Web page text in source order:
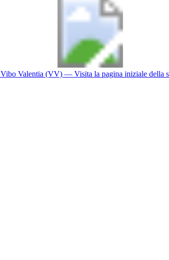
Vibo Valentia (VV) — Visita la pagina iniziale della